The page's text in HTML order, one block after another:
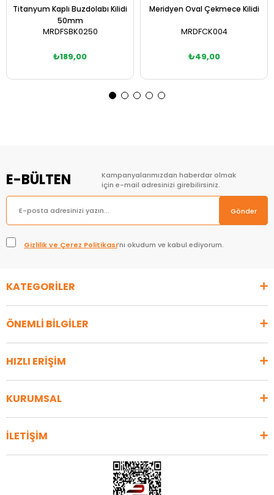
Titanyum Kaplı Buzdolabı Kilidi
50mm
MRDFSBK0250
₺189,00
Meridyen Oval Çekmece Kilidi
MRDFCK004
₺49,00
E-BÜLTEN
Kampanyalarımızdan haberdar olmak
için e-mail adresinizi girebilirsiniz.
Gönder
Gizlilik ve Çerez Politikası’nı okudum ve kabul ediyorum.
KATEGORİLER
ÖNEMLİ BİLGİLER
HIZLI ERİŞİM
KURUMSAL
İLETİŞİM